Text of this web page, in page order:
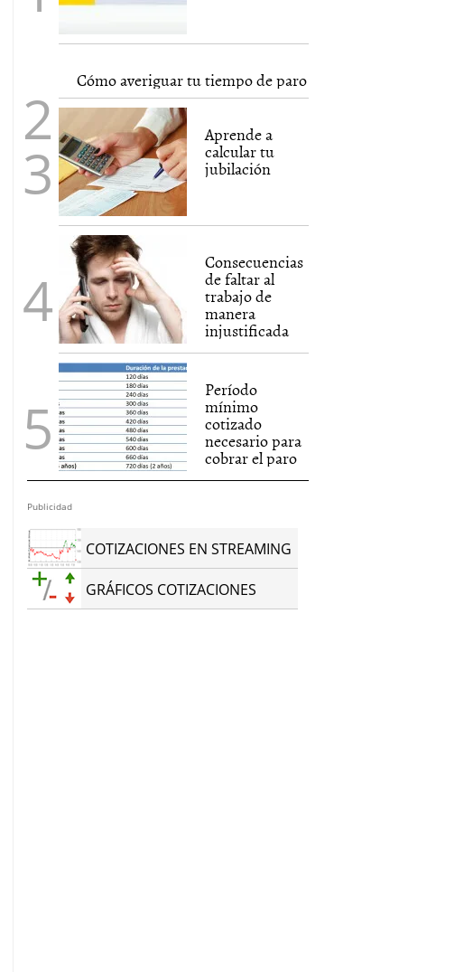
Cómo averiguar tu tiempo de paro
Aprende a
calcular tu
jubilación
Consecuencias
de faltar al
trabajo de
manera
injustificada
Período
mínimo
cotizado
necesario para
cobrar el paro
Publicidad
COTIZACIONES EN STREAMING
GRÁFICOS COTIZACIONES